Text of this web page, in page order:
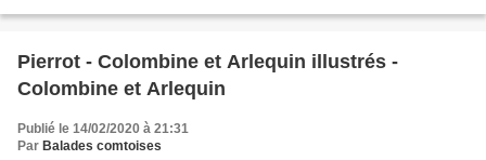
Pierrot - Colombine et Arlequin illustrés -
Colombine et Arlequin
Publié le 14/02/2020 à 21:31
Par Balades comtoises